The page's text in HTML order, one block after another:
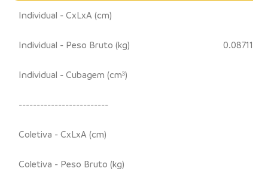
Individual - CxLxA (cm)
Individual - Peso Bruto (kg) 0.08711
Individual - Cubagem (cm³)
-------------------------
Coletiva - CxLxA (cm)
Coletiva - Peso Bruto (kg)